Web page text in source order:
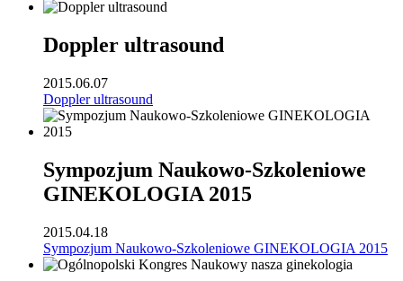
Doppler ultrasound
2015.06.07
Doppler ultrasound
Sympozjum Naukowo-Szkoleniowe
GINEKOLOGIA 2015
2015.04.18
Sympozjum Naukowo-Szkoleniowe GINEKOLOGIA 2015